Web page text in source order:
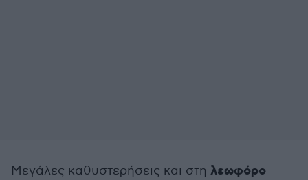
Μεγάλες καθυστερήσεις και στη λεωφόρο